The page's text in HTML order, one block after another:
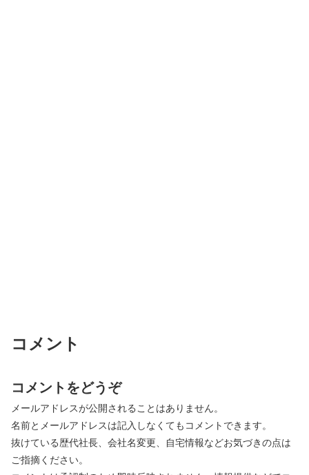
コメント
コメントをどうぞ
メールアドレスが公開されることはありません。
名前とメールアドレスは記入しなくてもコメントできます。
抜けている歴代社長、会社名変更、自宅情報などお気づきの点は
ご指摘ください。